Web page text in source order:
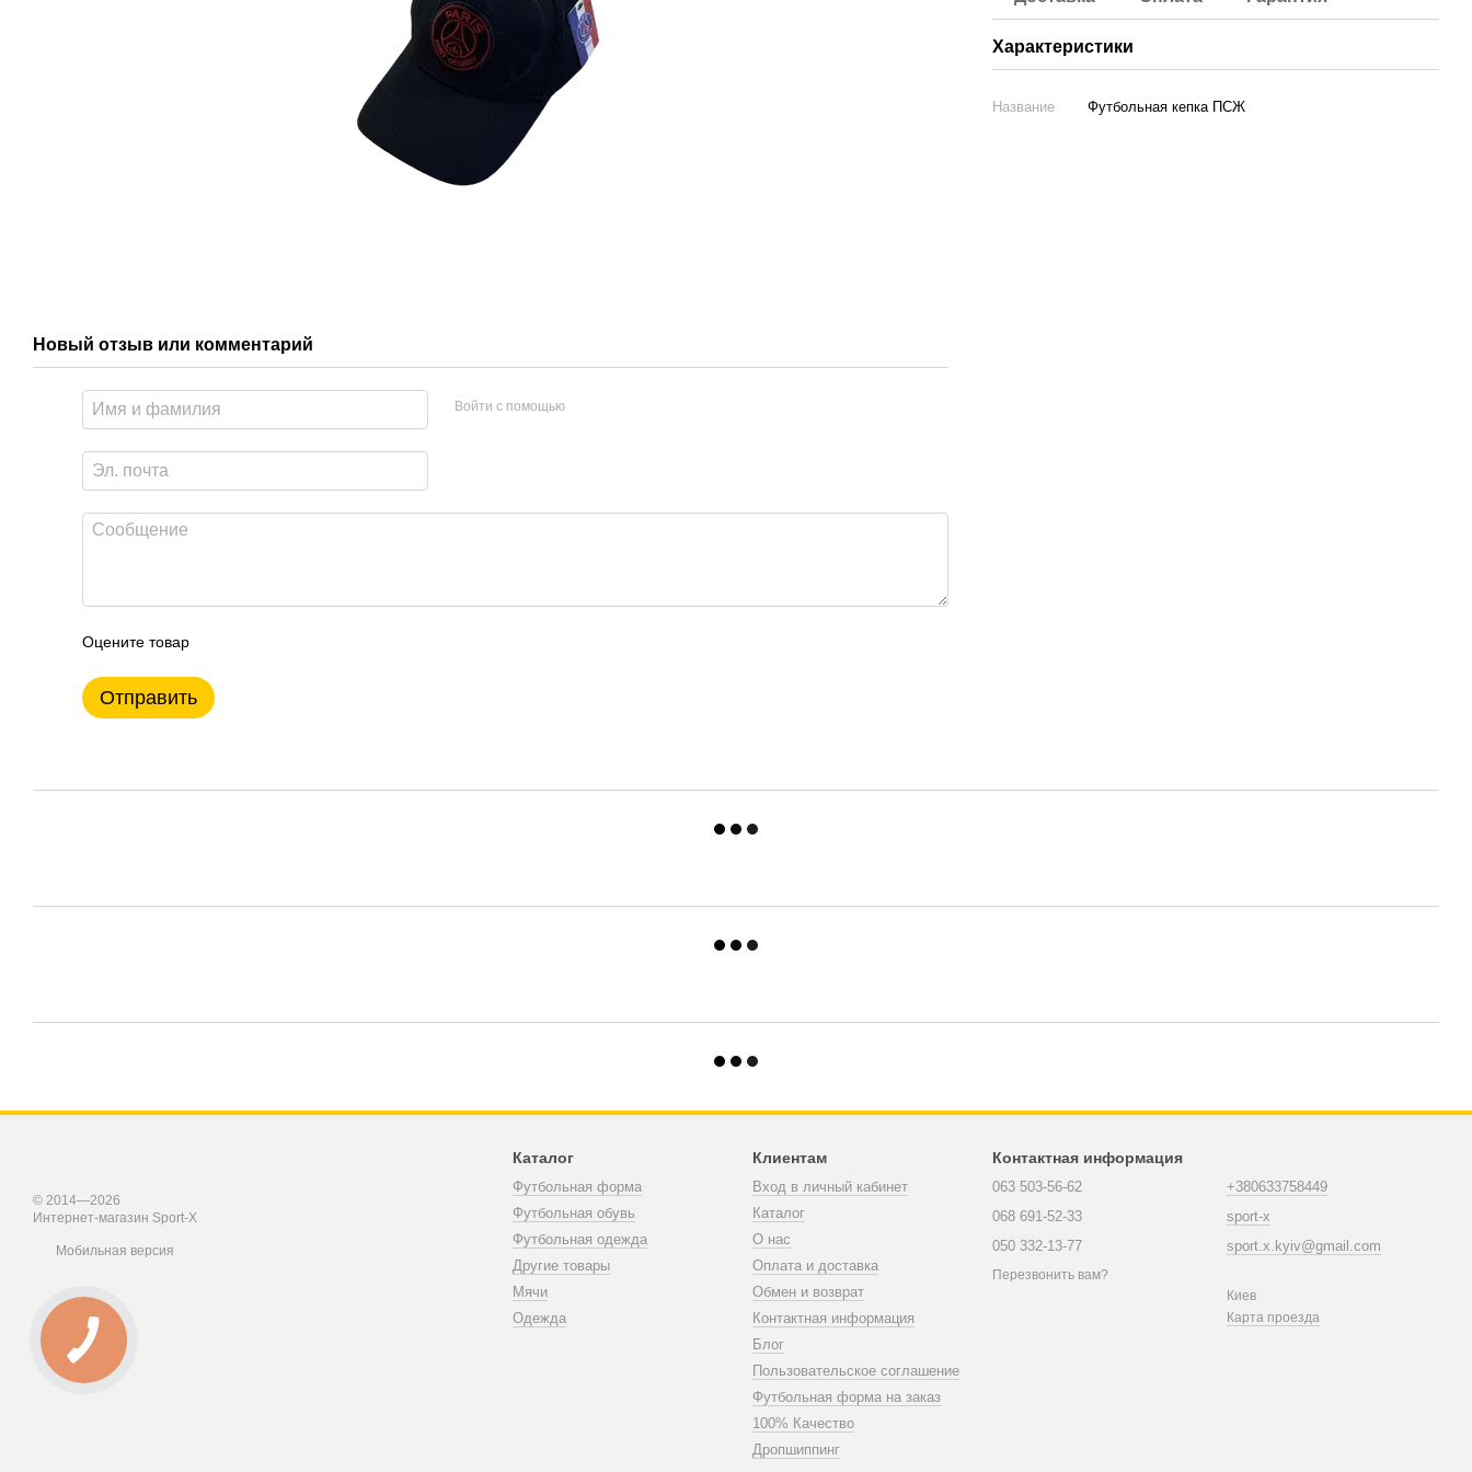
Новый отзыв или комментарий
Войти с помощью
Оцените товар
Отправить
Характеристики
Название Футбольная кепка ПСЖ
© 2014—2026
Интернет-магазин Sport-X
Мобильная версия
Каталог
Футбольная форма
Футбольная обувь
Футбольная одежда
Другие товары
Мячи
Одежда
Клиентам
Вход в личный кабинет
Каталог
О нас
Оплата и доставка
Обмен и возврат
Контактная информация
Блог
Пользовательское соглашение
Футбольная форма на заказ
100% Качество
Дропшиппинг
Контактная информация
063 503-56-62
068 691-52-33
050 332-13-77
Перезвонить вам?
+380633758449
sport-x
sport.x.kyiv@gmail.com
Киев
Карта проезда